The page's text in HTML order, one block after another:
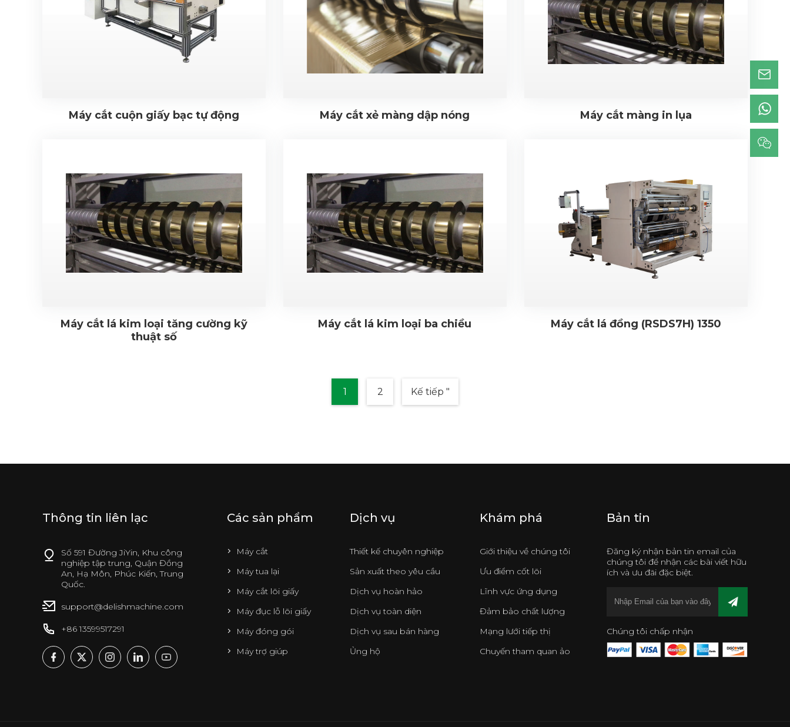
Máy cắt cuộn giấy bạc tự động Máy cắt xẻ màng dập nóng Máy cắt màng in lụa
Máy cắt lá kim loại tăng cường kỹ
thuật số
Máy cắt lá kim loại ba chiều Máy cắt lá đồng (RSDS7H) 1350
1 2 Kế tiếp "
Thông tin liên lạc
Số 591 Đường JiYin, Khu công
nghiệp tập trung, Quận Đồng
An, Hạ Môn, Phúc Kiến, Trung
Quốc.
support@delishmachine.com
+86 13599517291
Các sản phẩm
Máy cắt
Máy tua lại
Máy cắt lõi giấy
Máy đục lỗ lõi giấy
Máy đóng gói
Máy trợ giúp
Dịch vụ
Thiết kế chuyên nghiệp
Sản xuất theo yêu cầu
Dịch vụ hoàn hảo
Dịch vụ toàn diện
Dịch vụ sau bán hàng
Ủng hộ
Khám phá
Giới thiệu về chúng tôi
Ưu điểm cốt lõi
Lĩnh vực ứng dụng
Đảm bảo chất lượng
Mạng lưới tiếp thị
Chuyến tham quan ảo
Bản tin
Đăng ký nhận bản tin email của
chúng tôi để nhận các bài viết hữu
ích và ưu đãi đặc biệt.
Chúng tôi chấp nhận